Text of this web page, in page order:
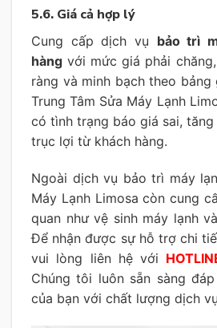
5.6. Giá cả hợp lý
Cung cấp dịch vụ bảo trì
hàng với mức giá phải
ràng và minh bạch theo
Trung Tâm Sửa Máy Lạnh
có tình trạng báo giá sai,
trục lợi từ khách hàng.
Ngoài dịch vụ bảo trì máy
Máy Lạnh Limosa còn cung
quan như vệ sinh máy lạnh
Để nhận được sự hỗ trợ chi
vui lòng liên hệ với
Chúng tôi luôn sẵn sàng
của bạn với chất lượng dịch